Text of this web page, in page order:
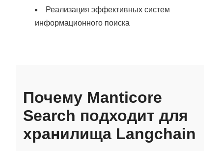
Реализация эффективных систем
информационного поиска
Почему Manticore
Search подходит для
хранилища Langchain